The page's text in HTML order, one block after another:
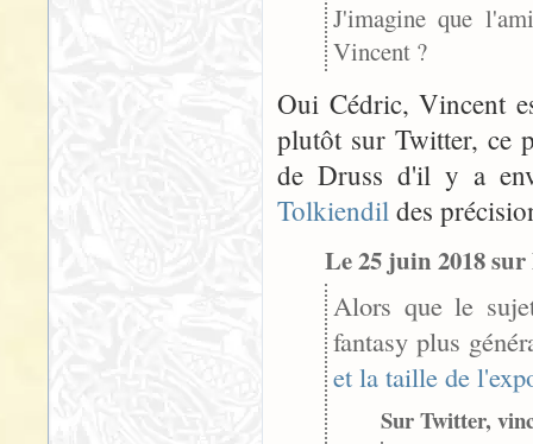
J'imagine que
Vincent ?
Oui Cédric, Vincent
plutôt sur Twitter, ce
de Druss d'il y a
Tolkiendil des
Le 25 juin 2018
Alors que le
fantasy plus
et la taille de
Sur Twitter,